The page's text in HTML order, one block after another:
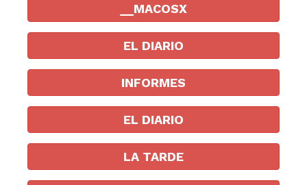
__MACOSX
EL DIARIO
INFORMES
EL DIARIO
LA TARDE